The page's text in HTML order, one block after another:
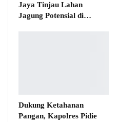
Jaya Tinjau Lahan
Jagung Potensial di…
Dukung Ketahanan
Pangan, Kapolres Pidie